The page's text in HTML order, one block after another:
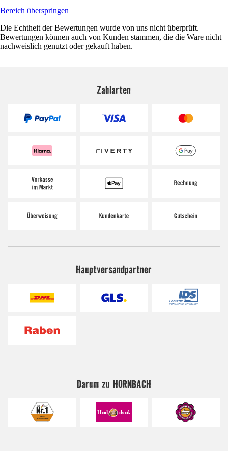
Bereich überspringen
Die Echtheit der Bewertungen wurde von uns nicht überprüft.
Bewertungen können auch von Kunden stammen, die die Ware nicht
nachweislich genutzt oder gekauft haben.
Zahlarten
Hauptversandpartner
Darum zu HORNBACH